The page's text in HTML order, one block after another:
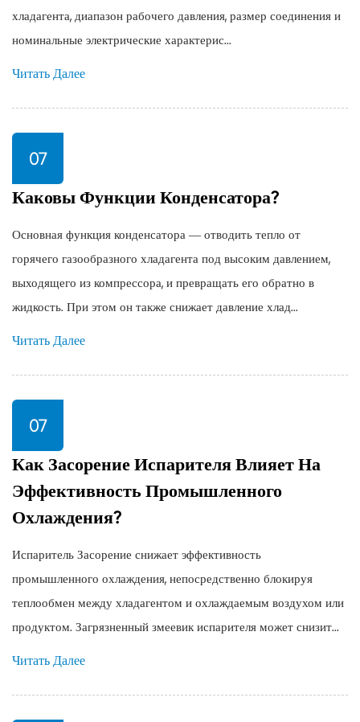
хладагента, диапазон рабочего давления, размер соединения и
номинальные электрические характерис...
Читать Далее
07
Каковы Функции Конденсатора?
Основная функция конденсатора — отводить тепло от
горячего газообразного хладагента под высоким давлением,
выходящего из компрессора, и превращать его обратно в
жидкость. При этом он также снижает давление хлад...
Читать Далее
07
Как Засорение Испарителя Влияет На
Эффективность Промышленного
Охлаждения?
Испаритель Засорение снижает эффективность
промышленного охлаждения, непосредственно блокируя
теплообмен между хладагентом и охлаждаемым воздухом или
продуктом. Загрязненный змеевик испарителя может снизит...
Читать Далее